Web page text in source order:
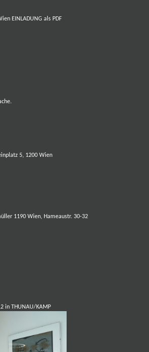
EINLADUNG als PDF
5, 1200 Wien
1190 Wien, Hameaustr. 30-32
in THUNAU/KAMP